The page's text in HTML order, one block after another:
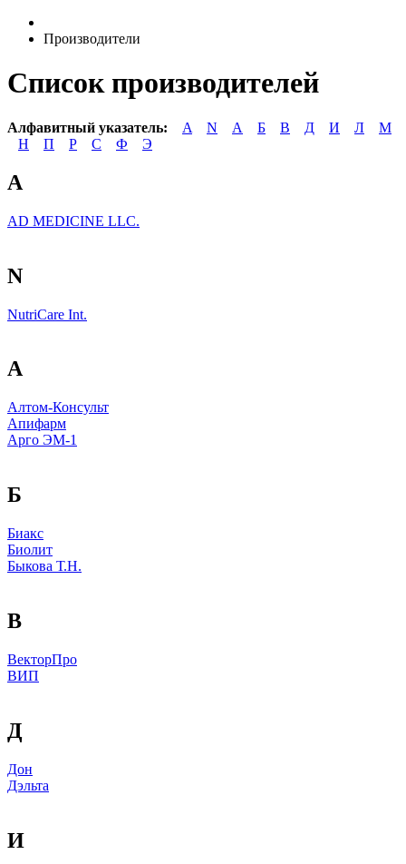
Производители
Список производителей
Алфавитный указатель: A N А Б В Д И Л
М
Н
П Р С Ф Э
A
AD MEDICINE LLC.
N
NutriCare Int.
А
Алтом-Консульт
Апифарм
Арго ЭМ-1
Б
Биакс
Биолит
Быкова Т.Н.
В
ВекторПро
ВИП
Д
Дон
Дэльта
И